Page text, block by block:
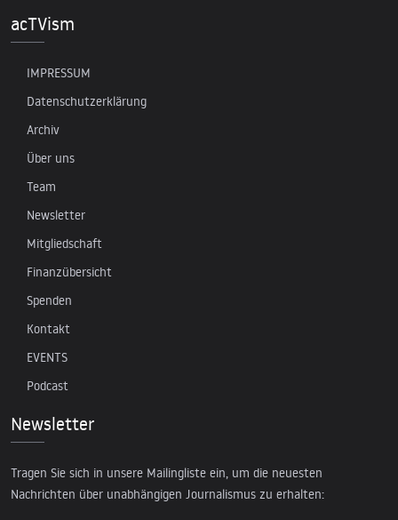
acTVism
IMPRESSUM
Datenschutzerklärung
Archiv
Über uns
Team
Newsletter
Mitgliedschaft
Finanzübersicht
Spenden
Kontakt
EVENTS
Podcast
Newsletter
Tragen Sie sich in unsere Mailingliste ein, um die neuesten
Nachrichten über unabhängigen Journalismus zu erhalten: